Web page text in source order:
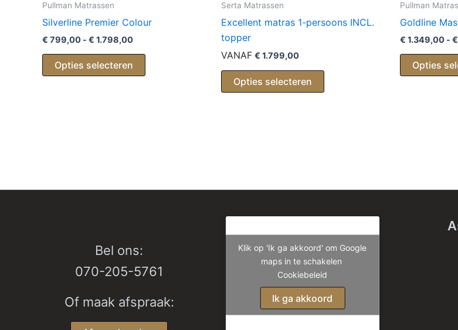
Pullman Matrassen
Silverline Premier Colour
€ 799,00 - € 1.798,00Prijsklasse:
Opties selecteren
Dit
product
worden
Serta Matrassen
Excellent matras 1-persoons INCL.
topper
VANAF € 1.799,00
Opties selecteren
Pullman
Goldline
€ 1.349,00 - €
Opties
Bel ons:
070-205-5761
Of maak afspraak:
Klik op 'Ik ga akkoord' om Google
maps in te schakelen
Cookiebeleid
Ik ga akkoord